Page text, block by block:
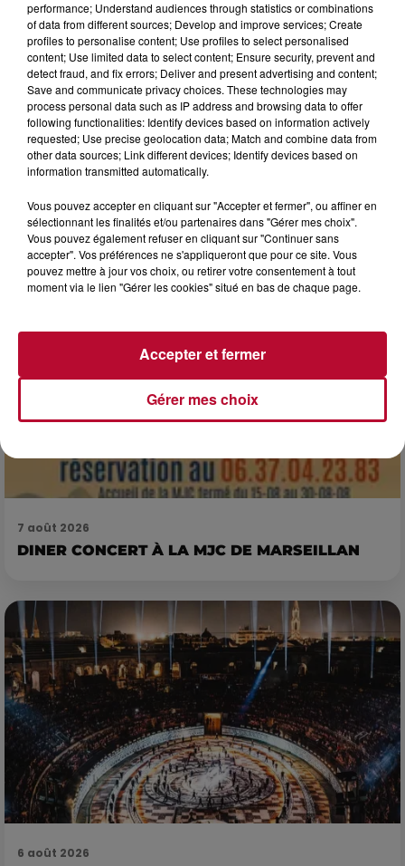
7 août 2026
NOS IDÉES DE SORTIE POUR CE WEEK-END
rendez-vous à ne pas manquer dans le coin. Que vous ayez
envie de voyager à l'autre bout du monde,...
7 août 2026
DINER CONCERT À LA MJC DE MARSEILLAN
6 août 2026
performance; Understand audiences through statistics or combinations
of data from different sources; Develop and improve services; Create
profiles to personalise content; Use profiles to select personalised
content; Use limited data to select content; Ensure security, prevent and
detect fraud, and fix errors; Deliver and present advertising and content;
Save and communicate privacy choices. These technologies may
process personal data such as IP address and browsing data to offer
following functionalities: Identify devices based on information actively
requested; Use precise geolocation data; Match and combine data from
other data sources; Link different devices; Identify devices based on
information transmitted automatically.
Vous pouvez accepter en cliquant sur "Accepter et fermer", ou affiner en
sélectionnant les finalités et/ou partenaires dans "Gérer mes choix".
Vous pouvez également refuser en cliquant sur "Continuer sans
accepter". Vos préférences ne s'appliqueront que pour ce site. Vous
pouvez mettre à jour vos choix, ou retirer votre consentement à tout
moment via le lien "Gérer les cookies" situé en bas de chaque page.
Gérer mes choix
Accepter et fermer